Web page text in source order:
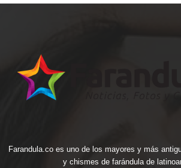
Farandula.co es uno de los mayores y más
y chismes de farándula de